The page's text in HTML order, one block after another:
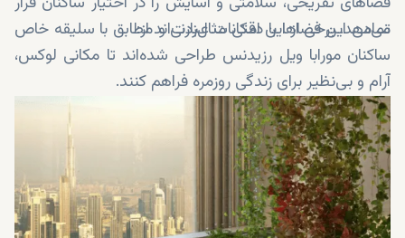
می‌دهد. برخی از این امکانات عبارت‌اند از:
تمامی این فضاها با دقتی مثال‌زدنی و مطابق با سلیقه‌ خاص
ساکنان مورابا ویل رزیدنس طراحی شده‌اند تا مکانی لوکس،
آرام و بی‌نظیر برای زندگی روزمره فراهم کنند.